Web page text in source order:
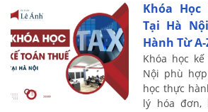
Khóa Học Kế Toán Thuế
Tại Hà
Hành Từ A-
Khóa học
Nội phù
học thực
lý hóa đơn,